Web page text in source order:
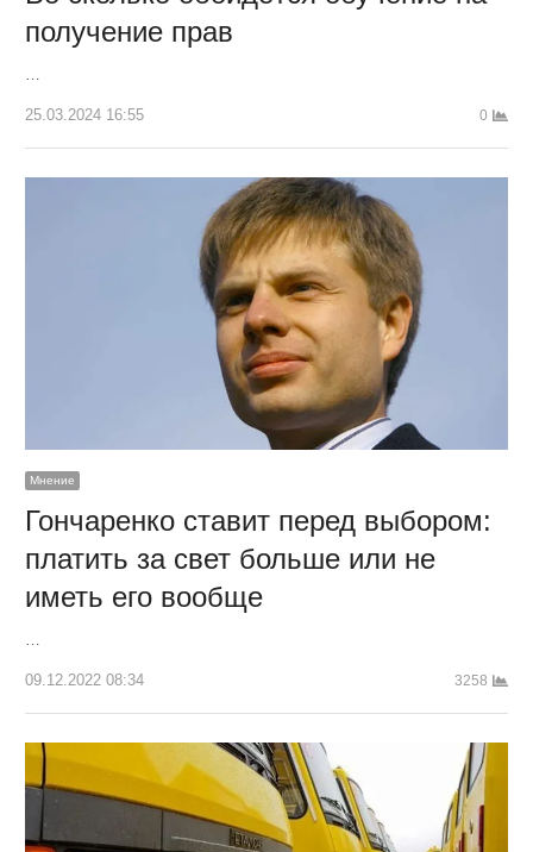
получение прав
…
25.03.2024 16:55 0
Мнение
Гончаренко ставит перед выбором:
платить за свет больше или не
иметь его вообще
09.12.2022 08:34 3258